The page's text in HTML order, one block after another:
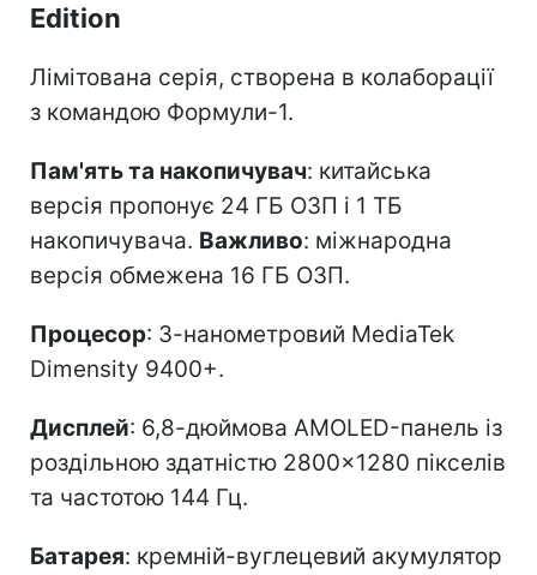
Edition
Лімітована серія, створена в колаборації
з командою Формули-1.
Пам'ять та накопичувач: китайська
версія пропонує 24 ГБ ОЗП і 1 ТБ
накопичувача. Важливо: міжнародна
версія обмежена 16 ГБ ОЗП.
Процесор: 3-нанометровий MediaTek
Dimensity 9400+.
Дисплей: 6,8-дюймова AMOLED-панель із
роздільною здатністю 2800×1280 пікселів
та частотою 144 Гц.
Батарея: кремній-вуглецевий акумулятор